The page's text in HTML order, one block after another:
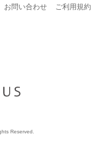
お問い合わせ ご利用規約
Reserved.